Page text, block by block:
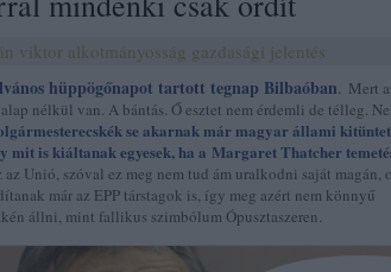
viktor alkotmányosság gazdasági jelentés
hüppögőnapot tartott tegnap Bilbaóban. Mert
nélkül van. A bántás. Ő esztet nem érdemli de télleg.
se akarnak már magyar állami
mit is kiáltanak egyesek, ha a Margaret Thatcher
az Unió, szóval ez meg nem tud ám uralkodni saját magán,
már az EPP társtagok is, így meg azért nem könnyű
állni, mint fallikus szimbólum Ópusztaszeren.